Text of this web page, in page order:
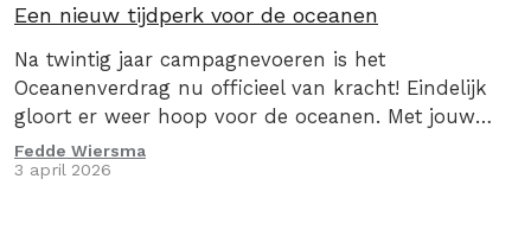
Een nieuw tijdperk voor de oceanen
Na twintig jaar campagnevoeren is het
Oceanenverdrag nu officieel van kracht! Eindelijk
gloort er weer hoop voor de oceanen. Met jouw
onmisbare steun hebben we de wetteloosheid op
zee een…
Fedde Wiersma
3 april 2026